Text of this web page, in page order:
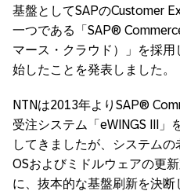
基盤としてSAPのCustomer
一つである「SAP®
マース・クラウド）」を採
始したことを発表しました。
NTNは2013年よりSAP®
受注システム「eWINGS III」
してきましたが、システムの
OSおよびミドルウェアの更
に、抜本的な基盤刷新を決